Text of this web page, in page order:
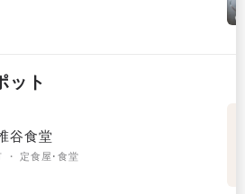
ット
谷食堂
・ 定食屋･食堂